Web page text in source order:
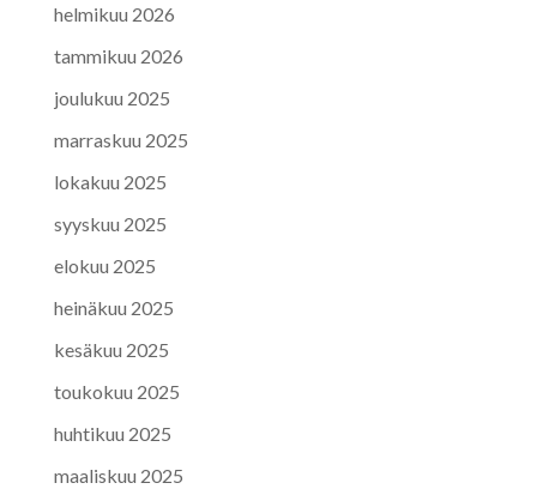
helmikuu 2026
tammikuu 2026
joulukuu 2025
marraskuu 2025
lokakuu 2025
syyskuu 2025
elokuu 2025
heinäkuu 2025
kesäkuu 2025
toukokuu 2025
huhtikuu 2025
maaliskuu 2025